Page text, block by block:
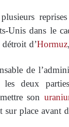
Unis dans le
d’Hormuz
de
deux
son
place avant